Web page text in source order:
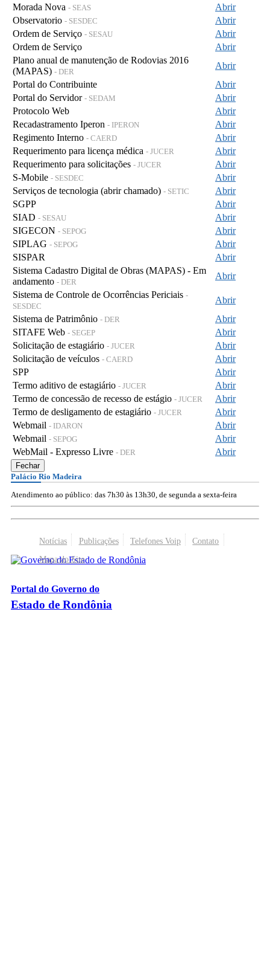
Morada Nova - SEAS
Abrir
Observatorio - SESDEC
Abrir
Ordem de Serviço - SESAU
Abrir
Ordem de Serviço
Abrir
Plano anual de manutenção de Rodovias 2016
(MAPAS) - DER
Abrir
Portal do Contribuinte
Abrir
Portal do Servidor - SEDAM
Abrir
Protocolo Web
Abrir
Recadastramento Iperon - IPERON
Abrir
Regimento Interno - CAERD
Abrir
Requerimento para licença médica - JUCER
Abrir
Requerimento para solicitações - JUCER
Abrir
S-Mobile - SESDEC
Abrir
Serviços de tecnologia (abrir chamado) - SETIC
Abrir
SGPP
Abrir
SIAD - SESAU
Abrir
SIGECON - SEPOG
Abrir
SIPLAG - SEPOG
Abrir
SISPAR
Abrir
Sistema Cadastro Digital de Obras (MAPAS) - Em
andamento - DER
Abrir
Sistema de Controle de Ocorrências Periciais -
SESDEC
Abrir
Sistema de Patrimônio - DER
Abrir
SITAFE Web - SEGEP
Abrir
Solicitação de estagiário - JUCER
Abrir
Solicitação de veículos - CAERD
Abrir
SPP
Abrir
Termo aditivo de estagiário - JUCER
Abrir
Termo de concessão de recesso de estágio - JUCER
Abrir
Termo de desligamento de estagiário - JUCER
Abrir
Webmail - IDARON
Abrir
Webmail - SEPOG
Abrir
WebMail - Expresso Livre - DER Abrir
Fechar
Palácio Rio Madeira
Atendimento ao público: das 7h30 às 13h30, de segunda a sexta-feira
Notícias Publicações Telefones Voip
Contato
Mapa do Site
Portal do Governo do
Estado de Rondônia